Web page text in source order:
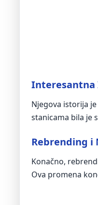
Interesantna
Njegova istorija
stanicama bila je
Rebrending i
Konačno,
Ova promena